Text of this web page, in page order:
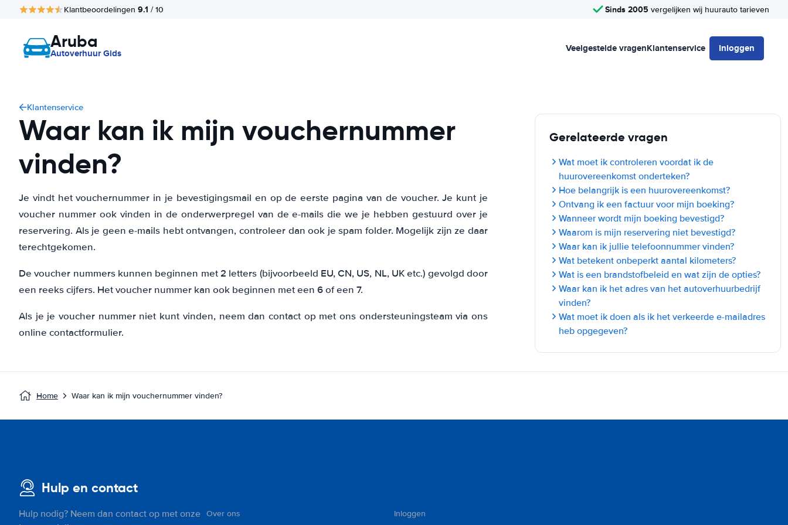
Klantbeoordelingen 9.1 / 10 Sinds 2005 vergelijken wij huurauto tarieven
Aruba
Autoverhuur Gids Veelgestelde vragenKlantenservice Inloggen
Klantenservice
Waar kan ik mijn vouchernummer
vinden?
Je vindt het vouchernummer in je bevestigingsmail en op de eerste pagina van de voucher. Je kunt je
voucher nummer ook vinden in de onderwerpregel van de e-mails die we je hebben gestuurd over je
reservering. Als je geen e-mails hebt ontvangen, controleer dan ook je spam folder. Mogelijk zijn ze daar
terechtgekomen.
De voucher nummers kunnen beginnen met 2 letters (bijvoorbeeld EU, CN, US, NL, UK etc.) gevolgd door
een reeks cijfers. Het voucher nummer kan ook beginnen met een 6 of een 7.
Als je je voucher nummer niet kunt vinden, neem dan contact op met ons ondersteuningsteam via ons
online contactformulier.
Gerelateerde vragen
Wat moet ik controleren voordat ik de
huurovereenkomst onderteken?
Hoe belangrijk is een huurovereenkomst?
Ontvang ik een factuur voor mijn boeking?
Wanneer wordt mijn boeking bevestigd?
Waarom is mijn reservering niet bevestigd?
Waar kan ik jullie telefoonnummer vinden?
Wat betekent onbeperkt aantal kilometers?
Wat is een brandstofbeleid en wat zijn de opties?
Waar kan ik het adres van het autoverhuurbedrijf
vinden?
Wat moet ik doen als ik het verkeerde e-mailadres
heb opgegeven?
Home Waar kan ik mijn vouchernummer vinden?
Hulp en contact
Hulp nodig? Neem dan contact op met onze Over ons
Inloggen